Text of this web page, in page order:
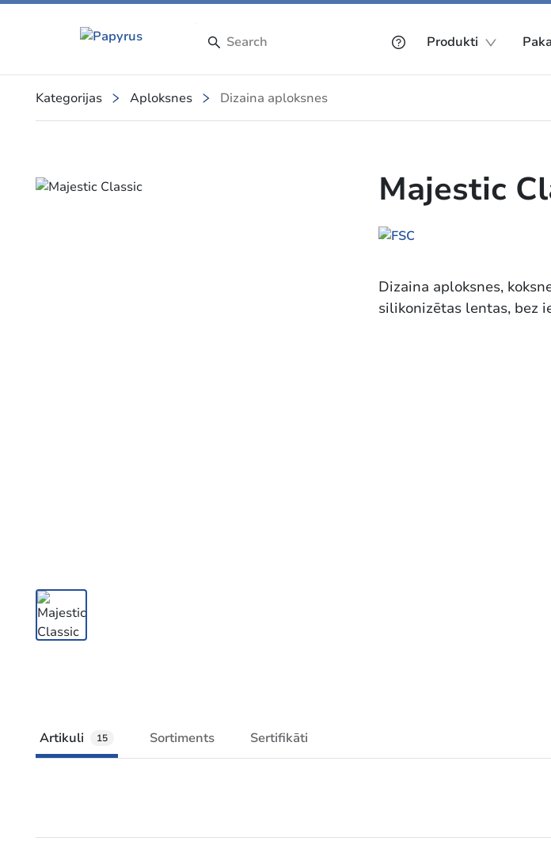
Produkti
Kategorijas Aploksnes Dizaina aploksnes
Slide 1 of 1 Majestic
Dizaina aploksnes,
silikonizētas lentas, bez
Artikuli 15 Sortiments Sertifikāti